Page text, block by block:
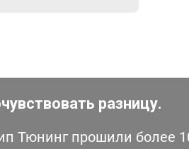
разницу.
Тюнинг прошили более